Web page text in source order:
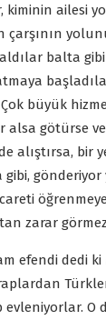
kiminin ailesi
çarşının
balta
büyük
alsa götürse
alıştırsa, bir
gönderiyor
zarar
efendi dedi
O